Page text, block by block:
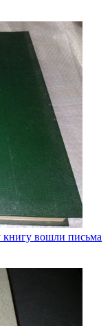
книгу вошли письма